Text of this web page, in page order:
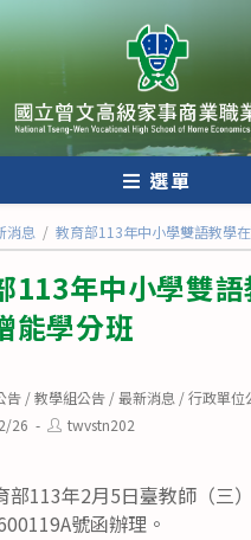
選單
消息 / 教育部113年中小學雙語教學
113年中小學雙
能學分班
告 /教學組公告 /最新消息 /行政單位
26
Posttwvstn202
部113年2月5日臺教師（三
號函辦理。